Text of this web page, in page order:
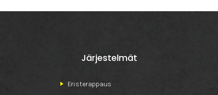
Järjestelmät
Eristerappaus